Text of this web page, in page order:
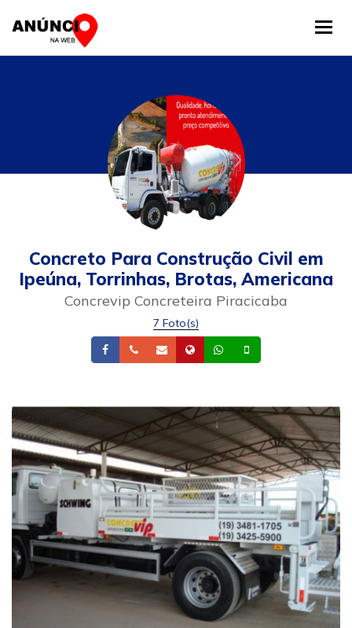
Concreto Para Construção Civil em
Ipeúna, Torrinhas, Brotas, Americana
Concrevip Concreteira Piracicaba
7 Foto(s)
FacebookTelefoneEmail Site Whatsapp